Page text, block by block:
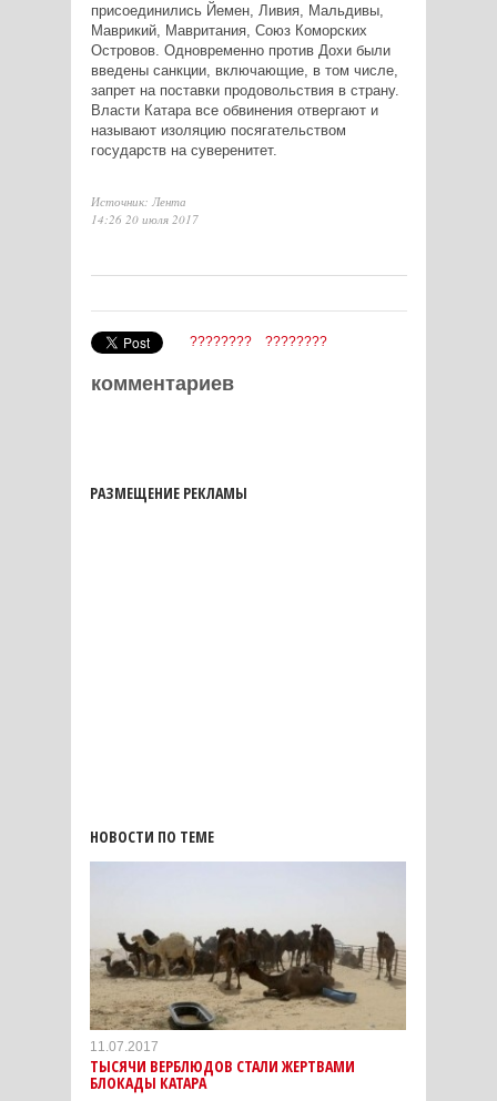
присоединились Йемен, Ливия, Мальдивы,
Маврикий, Мавритания, Союз Коморских
Островов. Одновременно против Дохи были
введены санкции, включающие, в том числе,
запрет на поставки продовольствия в страну.
Власти Катара все обвинения отвергают и
называют изоляцию посягательством
государств на суверенитет.
Источник: Лента
14:26 20 июля 2017
???????? ????????
комментариев
РАЗМЕЩЕНИЕ РЕКЛАМЫ
НОВОСТИ ПО ТЕМЕ
11.07.2017
ТЫСЯЧИ ВЕРБЛЮДОВ СТАЛИ ЖЕРТВАМИ
БЛОКАДЫ КАТАРА